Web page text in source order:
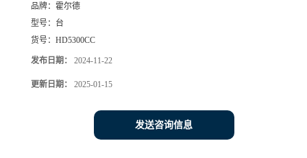
品牌： 霍尔德
型号： 台
货号： HD5300CC
发布日期： 2024-11-22
更新日期： 2025-01-15
发送咨询信息